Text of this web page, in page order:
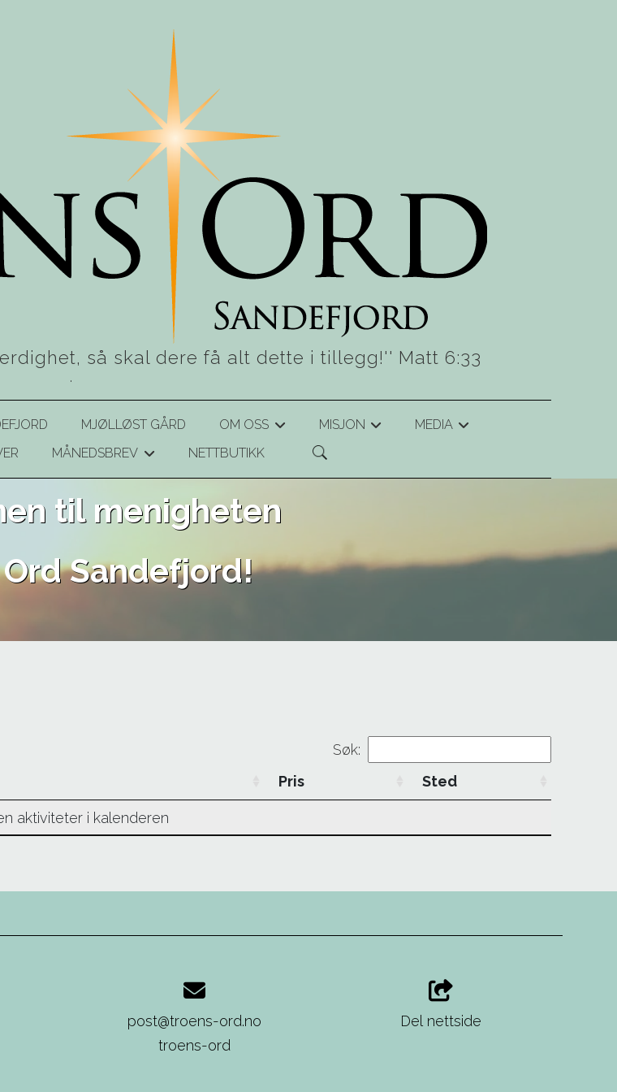
så skal dere få alt dette i tillegg!'' Matt 6:33
.
MJØLLØST GÅRD OM OSS MISJON
MEDIA
MÅNEDSBREV NETTBUTIKK
til menigheten
Sandefjord!
Søk:
Pris Sted
aktiviteter i kalenderen
post@troens-ord.no
troens-ord
Del nettside